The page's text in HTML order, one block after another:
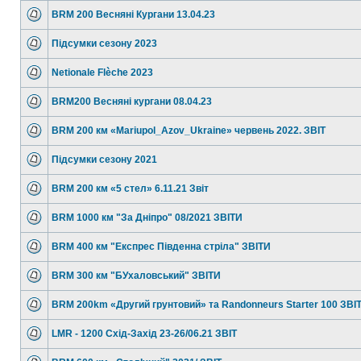
BRM 200 Весняні Кургани 13.04.23
Підсумки сезону 2023
Netionale Flèche 2023
BRM200 Весняні кургани 08.04.23
BRM 200 км «Mariupol_Azov_Ukraine» червень 2022. ЗВІТ
Підсумки сезону 2021
BRM 200 км «5 стел» 6.11.21 Звіт
BRM 1000 км "За Дніпро" 08/2021 ЗВІТИ
BRM 400 км "Експрес Південна стріла" ЗВІТИ
BRM 300 км "БУхаловський" ЗВІТИ
BRM 200km «Другий грунтовий» та Randonneurs Starter 100 ЗВІТ
LMR - 1200 Схід-Захід 23-26/06.21 ЗВІТ